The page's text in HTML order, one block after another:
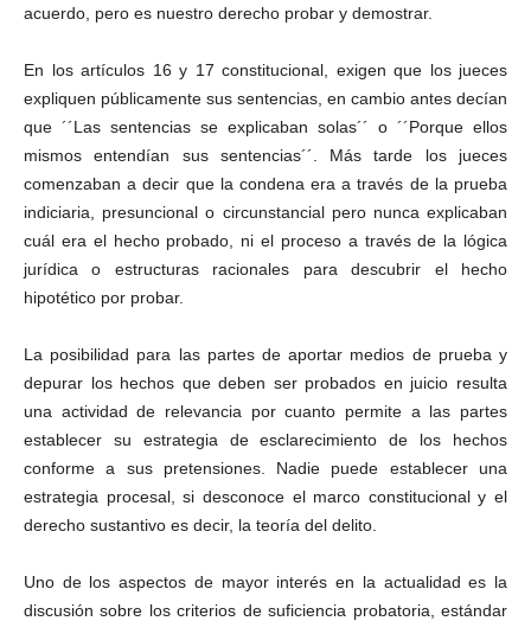
Twitter
Linkedin
acuerdo, pero es nuestro derecho probar y demostrar.
En los artículos 16 y 17 constitucional, exigen que los jueces
expliquen públicamente sus sentencias, en cambio antes decían
que ´´Las sentencias se explicaban solas´´ o ´´Porque ellos
mismos entendían sus sentencias´´. Más tarde los jueces
comenzaban a decir que la condena era a través de la prueba
indiciaria, presuncional o circunstancial pero nunca explicaban
cuál era el hecho probado, ni el proceso a través de la lógica
jurídica o estructuras racionales para descubrir el hecho
hipotético por probar.
La posibilidad para las partes de aportar medios de prueba y
depurar los hechos que deben ser probados en juicio resulta
una actividad de relevancia por cuanto permite a las partes
establecer su estrategia de esclarecimiento de los hechos
conforme a sus pretensiones. Nadie puede establecer una
estrategia procesal, si desconoce el marco constitucional y el
derecho sustantivo es decir, la teoría del delito.
Uno de los aspectos de mayor interés en la actualidad es la
discusión sobre los criterios de suficiencia probatoria, estándar